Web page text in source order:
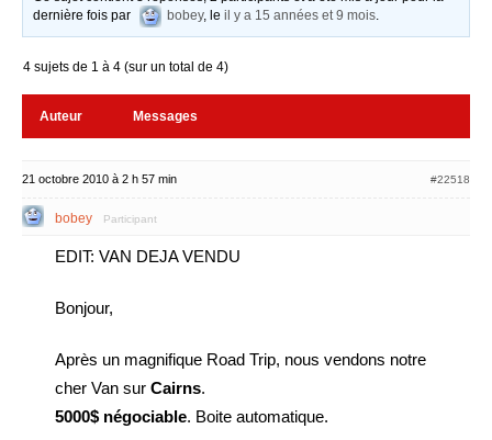
dernière fois par
bobey, leil y a 15 années et 9 mois.
4 sujets de 1 à 4 (sur un total de 4)
Auteur Messages
21 octobre 2010 à 2 h 57 min #22518
bobey Participant
EDIT: VAN DEJA VENDU
Bonjour,
Après un magnifique Road Trip, nous vendons notre
cher Van sur Cairns.
5000$ négociable. Boite automatique.